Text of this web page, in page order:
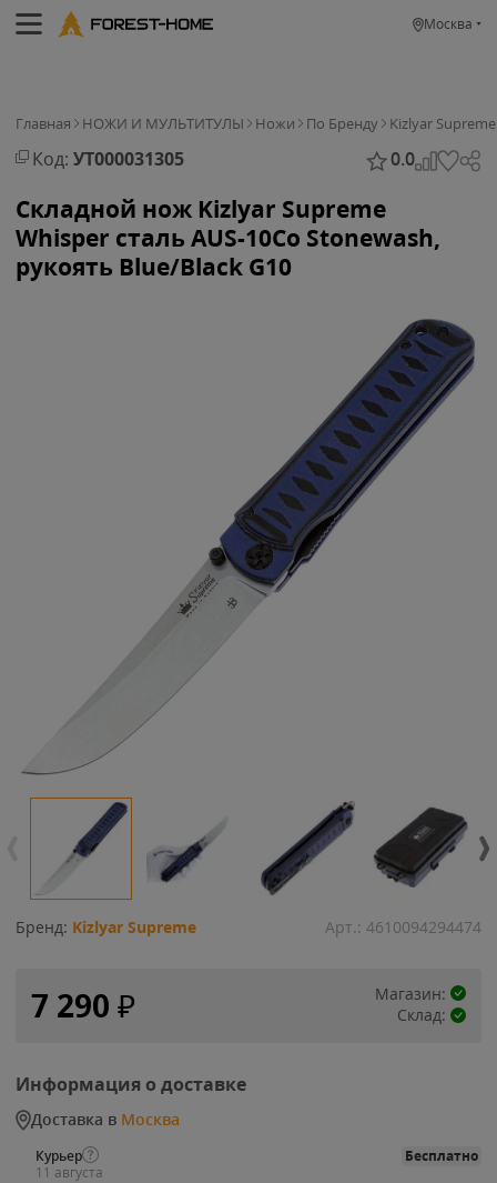
Москва
Главная НОЖИ И МУЛЬТИТУЛЫ Ножи По Бренду Kizlyar Supreme
Код: УТ000031305 0.0
Складной нож Kizlyar Supreme
Whisper сталь AUS-10Co Stonewash,
рукоять Blue/Black G10
Бренд: Kizlyar Supreme Арт.: 4610094294474
7 290 ₽
Магазин:
Склад:
Информация о доставке
Доставка в Москва
Курьер
Бесплатно
11 августа